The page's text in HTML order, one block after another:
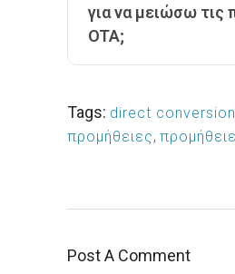
για να μειώσω τις
OTA;
Tags: direct conversion
προμήθειες,
Post A Comment